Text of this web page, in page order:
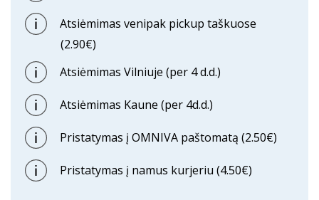
Atsiėmimas venipak pickup taškuose
(2.90€)
Atsiėmimas Vilniuje (per 4 d.d.)
Atsiėmimas Kaune (per 4d.d.)
Pristatymas į OMNIVA paštomatą (2.50€)
Pristatymas į namus kurjeriu (4.50€)